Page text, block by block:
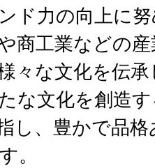
ド力の向上に
商工業などの
々な文化を伝
な文化を創造
し、豊かで品
。